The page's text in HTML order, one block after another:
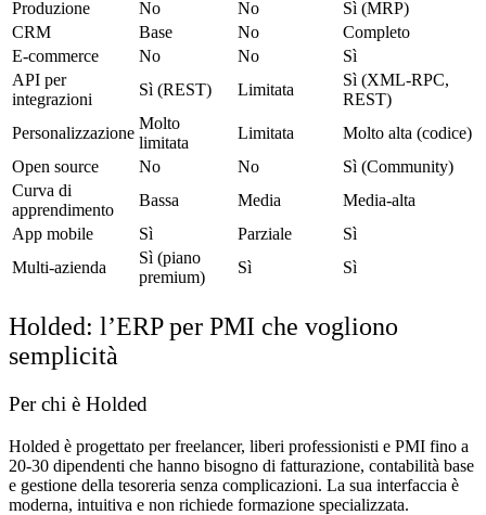
Produzione
No No
Sì (MRP)
CRM
Base No
Completo
E-commerce
No No
Sì
API per
integrazioni
Sì (REST) Limitata
Sì (XML-RPC,
REST)
Personalizzazione
Molto
limitata
Limitata
Molto alta (codice)
Open source
No No
Sì (Community)
Curva di
apprendimento
Bassa Media
Media-alta
App mobile
Sì Parziale
Sì
Multi-azienda
Sì (piano
premium)
Sì Sì
Holded: l’ERP per PMI che vogliono
semplicità
Per chi è Holded
Holded è progettato per freelancer, liberi professionisti e PMI fino a
20-30 dipendenti che hanno bisogno di fatturazione, contabilità base
e gestione della tesoreria senza complicazioni. La sua interfaccia è
moderna, intuitiva e non richiede formazione specializzata.